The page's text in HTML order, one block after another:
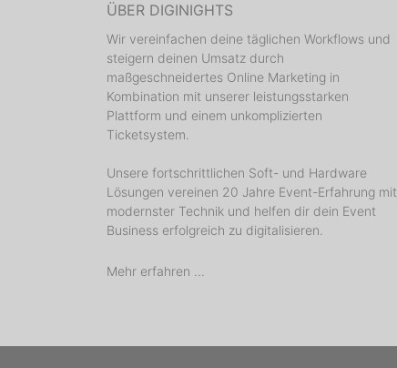
ÜBER DIGINIGHTS
Wir vereinfachen deine täglichen Workflows und
steigern deinen Umsatz durch
maßgeschneidertes Online Marketing in
Kombination mit unserer leistungsstarken
Plattform und einem unkomplizierten
Ticketsystem.
Unsere fortschrittlichen Soft- und Hardware
Lösungen vereinen 20 Jahre Event-Erfahrung mit
modernster Technik und helfen dir dein Event
Business erfolgreich zu digitalisieren.
Mehr erfahren ...